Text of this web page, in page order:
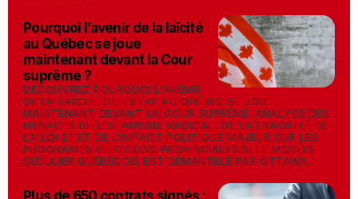
Pourquoi l’avenir de la laïcité
au Québec se joue
maintenant devant la Cour
suprême ?
DÉCOUVREZ POURQUOI L'AVENIR
DE LA LAÏCITÉ DE L'ÉTAT AU QUÉBEC SE JOUE
MAINTENANT DEVANT LA COUR SUPRÊME. ANALYSE DES
MENACES DE L'ISLAMISME RADICAL, DE LA FRAGILITÉ DE
LA LOI 21 ET DE L'IMPACT POLITIQUE MAJEUR SUR LES
PROCHAINES ÉLECTIONS PROVINCIALES SI LE MODÈLE
SÉCULIER QUÉBÉCOIS EST DÉMANTELÉ PAR OTTAWA.
Plus de 650 contrats signés :